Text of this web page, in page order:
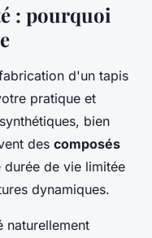
: pourquoi
d'un tapis
pratique et
bien
des composés
durée de vie limitée
dynamiques.
naturellement